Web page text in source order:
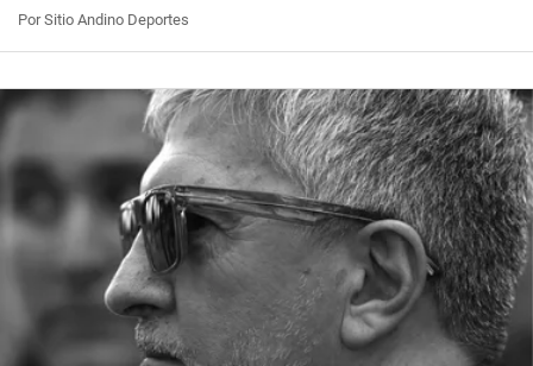
Por Sitio Andino Deportes